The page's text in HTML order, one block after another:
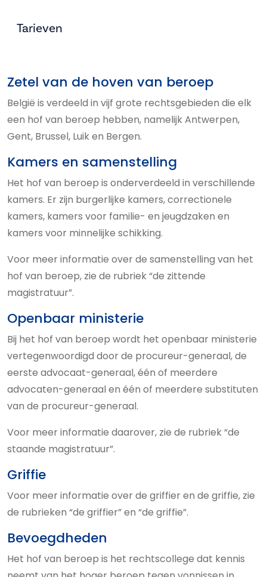
Tarieven
Zetel van de hoven van beroep
België is verdeeld in vijf grote rechtsgebieden die elk
een hof van beroep hebben, namelijk Antwerpen,
Gent, Brussel, Luik en Bergen.
Kamers en samenstelling
Het hof van beroep is onderverdeeld in verschillende
kamers. Er zijn burgerlijke kamers, correctionele
kamers, kamers voor familie- en jeugdzaken en
kamers voor minnelijke schikking.
Voor meer informatie over de samenstelling van het
hof van beroep, zie de rubriek “de zittende
magistratuur”.
Openbaar ministerie
Bij het hof van beroep wordt het openbaar ministerie
vertegenwoordigd door de procureur-generaal, de
eerste advocaat-generaal, één of meerdere
advocaten-generaal en één of meerdere substituten
van de procureur-generaal.
Voor meer informatie daarover, zie de rubriek “de
staande magistratuur”.
Griffie
Voor meer informatie over de griffier en de griffie, zie
de rubrieken “de griffier” en “de griffie”.
Bevoegdheden
Het hof van beroep is het rechtscollege dat kennis